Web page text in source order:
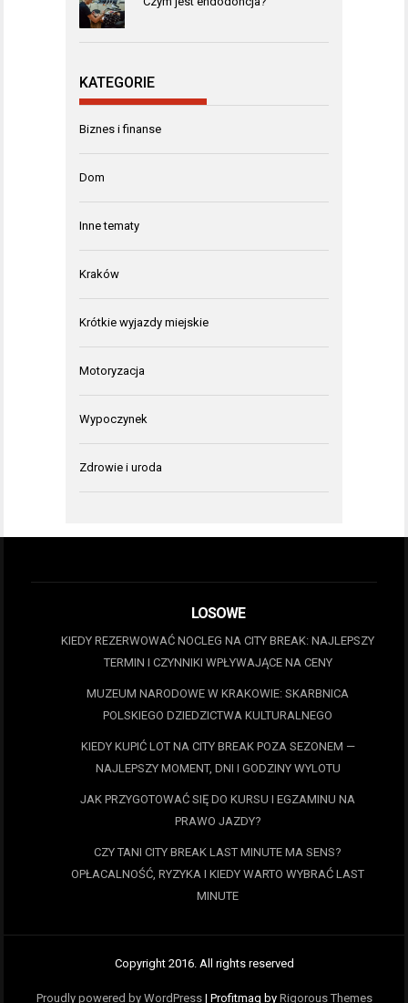
KATEGORIE
Biznes i finanse
Dom
Inne tematy
Kraków
Krótkie wyjazdy miejskie
Motoryzacja
Wypoczynek
Zdrowie i uroda
LOSOWE
KIEDY REZERWOWAĆ NOCLEG NA CITY BREAK: NAJLEPSZY
TERMIN I CZYNNIKI WPŁYWAJĄCE NA CENY
MUZEUM NARODOWE W KRAKOWIE: SKARBNICA
POLSKIEGO DZIEDZICTWA KULTURALNEGO
KIEDY KUPIĆ LOT NA CITY BREAK POZA SEZONEM —
NAJLEPSZY MOMENT, DNI I GODZINY WYLOTU
JAK PRZYGOTOWAĆ SIĘ DO KURSU I EGZAMINU NA
PRAWO JAZDY?
CZY TANI CITY BREAK LAST MINUTE MA SENS?
OPŁACALNOŚĆ, RYZYKA I KIEDY WARTO WYBRAĆ LAST
MINUTE
Copyright 2016. All rights reserved
Proudly powered by WordPress | Profitmag by Rigorous Themes